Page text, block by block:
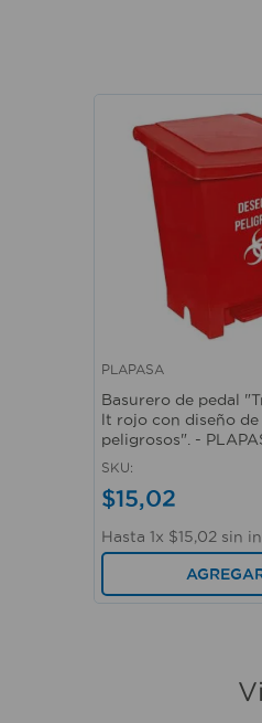
Vista rápida
PLAPASA
Basurero de pedal
lt rojo con diseño de
peligrosos". -
SKU:
$15,02
Hasta 1x $15,02 sin